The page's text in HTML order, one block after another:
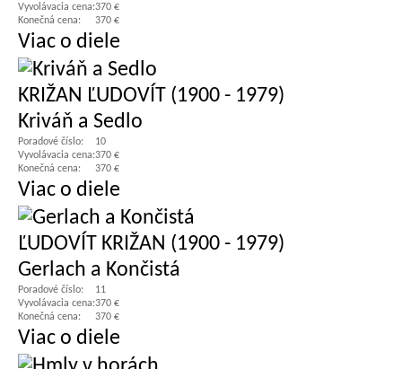
Vyvolávacia cena:370 €
Konečná cena:
370 €
Viac o diele
KRIŽAN ĽUDOVÍT (1900 - 1979)
Kriváň a Sedlo
Poradové číslo:
10
Vyvolávacia cena:370 €
Konečná cena:
370 €
Viac o diele
ĽUDOVÍT KRIŽAN (1900 - 1979)
Gerlach a Končistá
Poradové číslo:
11
Vyvolávacia cena:370 €
Konečná cena:
370 €
Viac o diele